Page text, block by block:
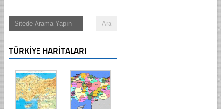
TÜRKIYE HARITALARI